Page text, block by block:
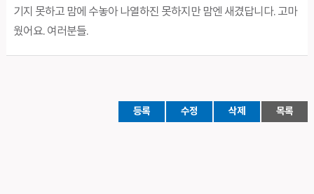
기지 못하고 맘에 수놓아 나열하진 못하지만 맘엔 새겼답니다. 고마
웠어요. 여러분들.
등록 수정 삭제 목록